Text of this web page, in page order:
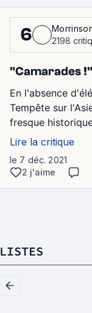
6
2198
"Camarades !"
En l'absence
Tempête sur
fresque
Lire la critique
le 7 déc. 2021
2 j'aime
LISTES